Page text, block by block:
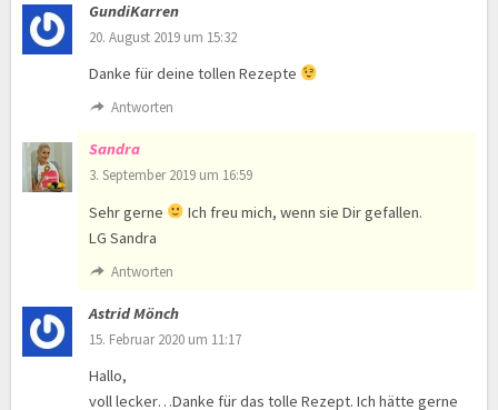
GundiKarren
20. August 2019 um 15:32
Danke für deine tollen Rezepte
Antworten
Sandra
3. September 2019 um 16:59
Sehr gerne
Ich freu mich, wenn sie Dir gefallen.
LG Sandra
Antworten
Astrid Mönch
15. Februar 2020 um 11:17
Hallo,
voll lecker…Danke für das tolle Rezept. Ich hätte gerne